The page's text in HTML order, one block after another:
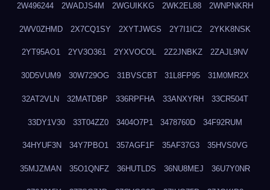
2W496244 2WADJS4M 2WGUIKKG 2WK2EL88 2WNPNKRH
2WV0ZHMD 2X7CQ1SY 2XYTJWGS 2Y7I1IC2 2YKK8NSK
2YT95AO1 2YV3O361 2YXVOCOL 2Z2JNBKZ 2ZAJL9NV
30D5VUM9 30W729OG 31BVSCBT 31L8FP95 31M0MR2X
32AT2VLN 32MATDBP 336RPFHA 33ANXYRH 33CR504T
33DY1V30 33T04ZZ0 3404O7P1 3478760D 34F92RUM
34HYUF3N 34Y7PBO1 357AGF1F 35AF37G3 35HVS0VG
35MJZMAN 35O1QNFZ 36HUTLDS 36NU8MEJ 36U7Y0NR